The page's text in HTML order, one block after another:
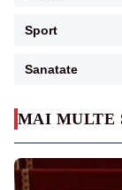
MAI MULTE
Sport
Sanatate